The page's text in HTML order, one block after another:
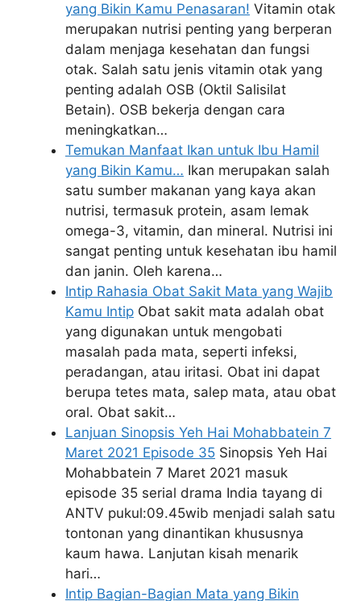
yang Bikin Kamu Penasaran! Vitamin otak
merupakan nutrisi penting yang berperan
dalam menjaga kesehatan dan fungsi
otak. Salah satu jenis vitamin otak yang
penting adalah OSB (Oktil Salisilat
Betain). OSB bekerja dengan cara
meningkatkan…
Temukan Manfaat Ikan untuk Ibu Hamil
yang Bikin Kamu… Ikan merupakan salah
satu sumber makanan yang kaya akan
nutrisi, termasuk protein, asam lemak
omega-3, vitamin, dan mineral. Nutrisi ini
sangat penting untuk kesehatan ibu hamil
dan janin. Oleh karena…
Intip Rahasia Obat Sakit Mata yang Wajib
Kamu Intip Obat sakit mata adalah obat
yang digunakan untuk mengobati
masalah pada mata, seperti infeksi,
peradangan, atau iritasi. Obat ini dapat
berupa tetes mata, salep mata, atau obat
oral. Obat sakit…
Lanjuan Sinopsis Yeh Hai Mohabbatein 7
Maret 2021 Episode 35 Sinopsis Yeh Hai
Mohabbatein 7 Maret 2021 masuk
episode 35 serial drama India tayang di
ANTV pukul:09.45wib menjadi salah satu
tontonan yang dinantikan khususnya
kaum hawa. Lanjutan kisah menarik
hari…
Intip Bagian-Bagian Mata yang Bikin